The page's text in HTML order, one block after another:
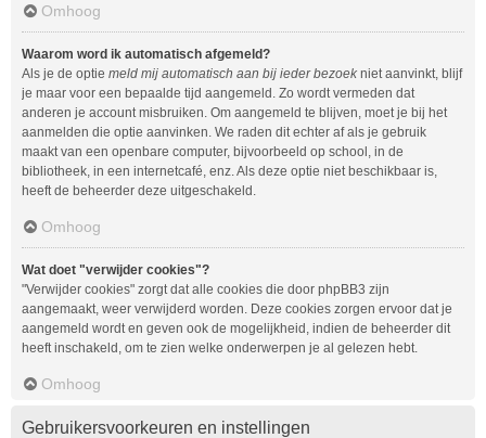
Omhoog
Waarom word ik automatisch afgemeld?
Als je de optie meld mij automatisch aan bij ieder bezoek niet aanvinkt, blijf
je maar voor een bepaalde tijd aangemeld. Zo wordt vermeden dat
anderen je account misbruiken. Om aangemeld te blijven, moet je bij het
aanmelden die optie aanvinken. We raden dit echter af als je gebruik
maakt van een openbare computer, bijvoorbeeld op school, in de
bibliotheek, in een internetcafé, enz. Als deze optie niet beschikbaar is,
heeft de beheerder deze uitgeschakeld.
Omhoog
Wat doet "verwijder cookies"?
"Verwijder cookies" zorgt dat alle cookies die door phpBB3 zijn
aangemaakt, weer verwijderd worden. Deze cookies zorgen ervoor dat je
aangemeld wordt en geven ook de mogelijkheid, indien de beheerder dit
heeft inschakeld, om te zien welke onderwerpen je al gelezen hebt.
Omhoog
Gebruikersvoorkeuren en instellingen